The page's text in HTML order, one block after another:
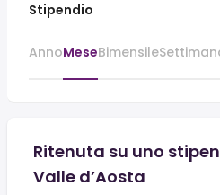
Stipendio
AnnoMeseBimensile
Ritenuta su uno
Valle d’Aosta